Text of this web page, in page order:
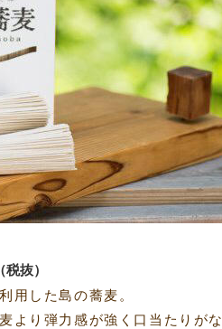
抜）
用した島の蕎麦。
り弾力感が強く口当たりがな